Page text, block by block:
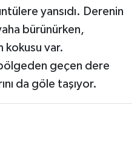
yansıdı. Derenin
bürünürken,
kokusu var.
geçen dere
da göle taşıyor.